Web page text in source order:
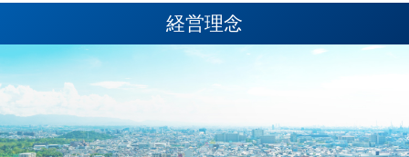
経営理念